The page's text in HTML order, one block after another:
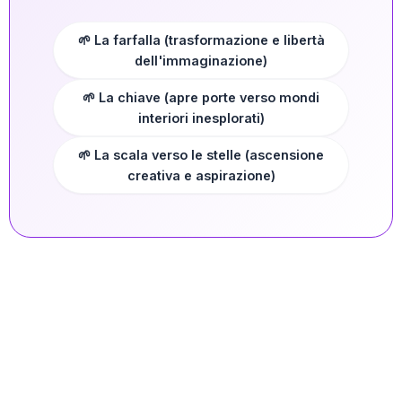
🌱 La farfalla (trasformazione e libertà
dell'immaginazione)
🌱 La chiave (apre porte verso mondi
interiori inesplorati)
🌱 La scala verso le stelle (ascensione
creativa e aspirazione)